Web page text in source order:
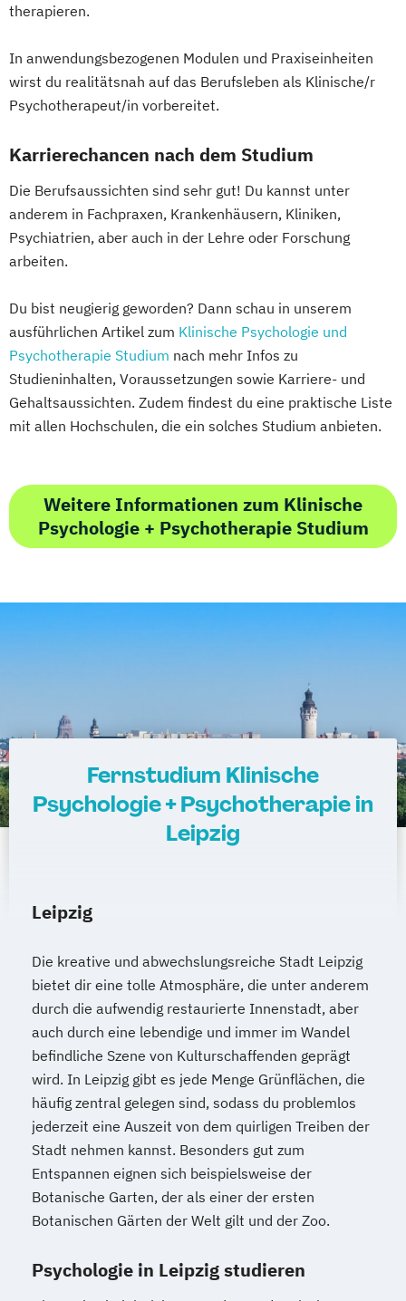
therapieren.
In anwendungsbezogenen Modulen und Praxiseinheiten
wirst du realitätsnah auf das Berufsleben als Klinische/r
Psychotherapeut/in vorbereitet.
Karrierechancen nach dem Studium
Die Berufsaussichten sind sehr gut! Du kannst unter
anderem in Fachpraxen, Krankenhäusern, Kliniken,
Psychiatrien, aber auch in der Lehre oder Forschung
arbeiten.
Du bist neugierig geworden? Dann schau in unserem
ausführlichen Artikel zum Klinische Psychologie und
Psychotherapie Studium nach mehr Infos zu
Studieninhalten, Voraussetzungen sowie Karriere- und
Gehaltsaussichten. Zudem findest du eine praktische Liste
mit allen Hochschulen, die ein solches Studium anbieten.
Weitere Informationen zum Klinische
Psychologie + Psychotherapie Studium
Fernstudium Klinische
Psychologie + Psychotherapie in
Leipzig
Leipzig
Die kreative und abwechslungsreiche Stadt Leipzig
bietet dir eine tolle Atmosphäre, die unter anderem
durch die aufwendig restaurierte Innenstadt, aber
auch durch eine lebendige und immer im Wandel
befindliche Szene von Kulturschaffenden geprägt
wird. In Leipzig gibt es jede Menge Grünflächen, die
häufig zentral gelegen sind, sodass du problemlos
jederzeit eine Auszeit von dem quirligen Treiben der
Stadt nehmen kannst. Besonders gut zum
Entspannen eignen sich beispielsweise der
Botanische Garten, der als einer der ersten
Botanischen Gärten der Welt gilt und der Zoo.
Psychologie in Leipzig studieren